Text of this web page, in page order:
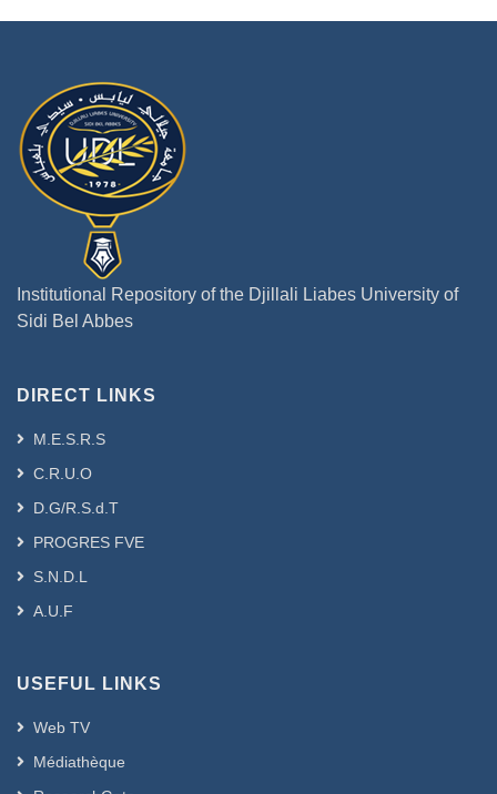
Institutional Repository of the Djillali Liabes University of
Sidi Bel Abbes
DIRECT LINKS
M.E.S.R.S
C.R.U.O
D.G/R.S.d.T
PROGRES FVE
S.N.D.L
A.U.F
USEFUL LINKS
Web TV
Médiathèque